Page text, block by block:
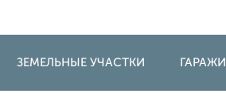
ЗЕМЕЛЬНЫЕ УЧАСТКИ